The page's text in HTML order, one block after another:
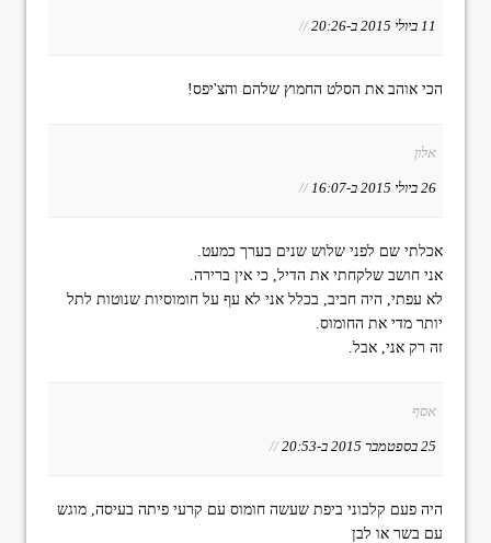
11 ביולי 2015 ב-20:26 //
הכי אוהב את הסלט החמוץ שלהם והצ'יפס!
אלון
26 ביולי 2015 ב-16:07 //
אכלתי שם לפני שלוש שנים בערך כמעט.
אני חושב שלקחתי את הדיל, כי אין ברירה.
לא עפתי, היה חביב, בכלל אני לא עף על חומוסיות שנוטות לתל
יותר מדי את החומוס.
זה רק אני, אבל.
אסף
25 בספטמבר 2015 ב-20:53 //
היה פעם קלבוני ביפת שעשה חומוס עם קרעי פיתה בעיסה, מוגש
עם בשר או לבן